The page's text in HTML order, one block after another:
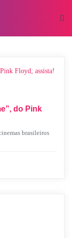
do Pink
brasileiros